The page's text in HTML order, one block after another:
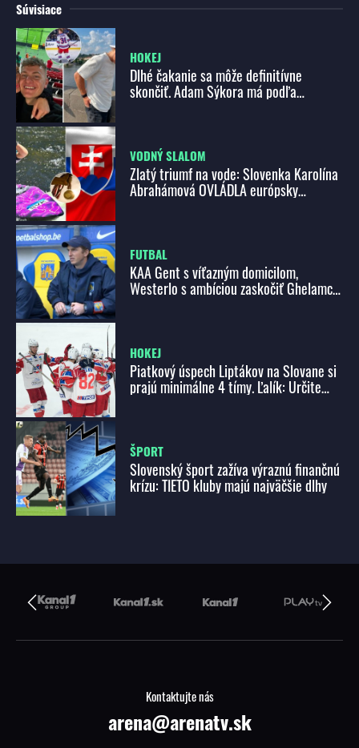
Súvisiace
HOKEJ
Dlhé čakanie sa môže definitívne
skončiť. Adam Sýkora má podľa
VODNÝ SLALOM
Zlatý triumf na vode: Slovenka Karolína
Abrahámová OVLÁDLA európsky
FUTBAL
KAA Gent s víťazným domicilom,
Westerlo s ambíciou zaskočiť Ghelamco
HOKEJ
Piatkový úspech Liptákov na Slovane si
prajú minimálne 4 tímy. Ľalík: Určite
ŠPORT
Slovenský šport zažíva výraznú finančnú
krízu: TIETO kluby majú najväčšie dlhy
Kontaktujte nás
arena@arenatv.sk